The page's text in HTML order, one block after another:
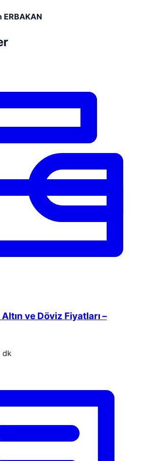
ve Döviz Fiyatları –
dk